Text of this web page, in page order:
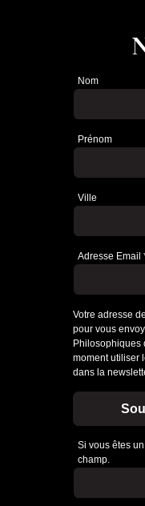
Nom
Prénom
Ville
Adresse Email
Votre adresse
pour vous
Philosophiques
moment utiliser
dans la
Si vous êtes
champ.